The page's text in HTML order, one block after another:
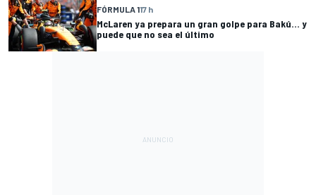
FÓRMULA 117 h
McLaren ya prepara un gran golpe para Bakú... y
puede que no sea el último